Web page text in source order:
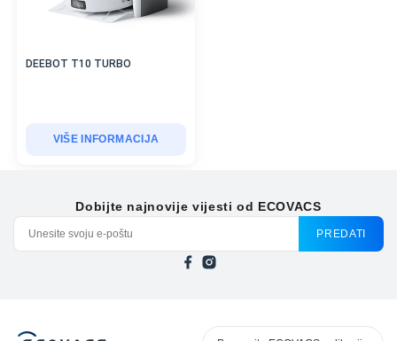
DEEBOT T10 TURBO
VIŠE INFORMACIJA
Dobijte najnovije vijesti od ECOVACS
PREDATI